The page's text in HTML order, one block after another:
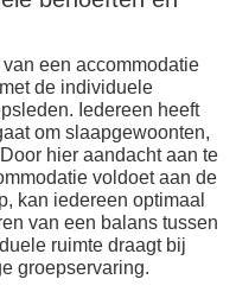
een accommodatie
de individuele
Iedereen heeft
om slaapgewoonten,
hier aandacht aan te
voldoet aan de
kan iedereen optimaal
van een balans tussen
ruimte draagt bij
groepservaring.